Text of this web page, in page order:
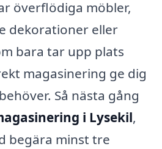
överflödiga möbler,
dekorationer eller
bara tar upp plats
magasinering ge dig
Så nästa gång
i Lysekil,
begära minst tre